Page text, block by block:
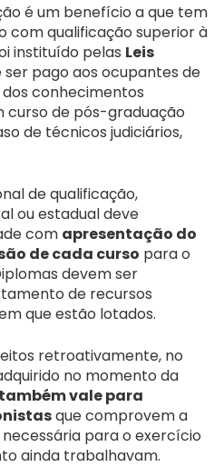
é um benefício a que tem
com qualificação superior à
instituído pelas Leis
ser pago aos ocupantes de
conhecimentos
curso de pós-graduação
de técnicos judiciários,
de qualificação,
ou estadual deve
com apresentação do
de cada curso para o
devem ser
de recursos
que estão lotados.
retroativamente, no
no momento da
vale para
que comprovem a
para o exercício
ainda trabalhavam.